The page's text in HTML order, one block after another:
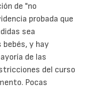
de "no
probada que
sea
bebés, y hay
de las
del curso
Pocas